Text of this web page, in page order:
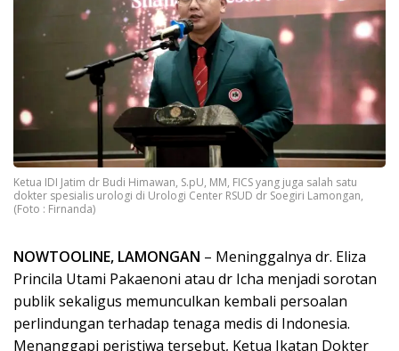
Ketua IDI Jatim dr Budi Himawan, S.pU, MM, FICS yang juga salah satu
dokter spesialis urologi di Urologi Center RSUD dr Soegiri Lamongan,
(Foto : Firnanda)
NOWTOOLINE, LAMONGAN – Meninggalnya dr. Eliza
Princila Utami Pakaenoni atau dr Icha menjadi sorotan
publik sekaligus memunculkan kembali persoalan
perlindungan terhadap tenaga medis di Indonesia.
Menanggapi peristiwa tersebut, Ketua Ikatan Dokter